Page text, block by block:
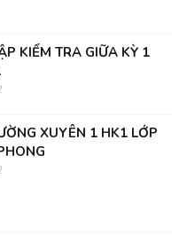
KIỂM TRA GIỮA KỲ 1
XUYÊN 1 HK1 LỚP